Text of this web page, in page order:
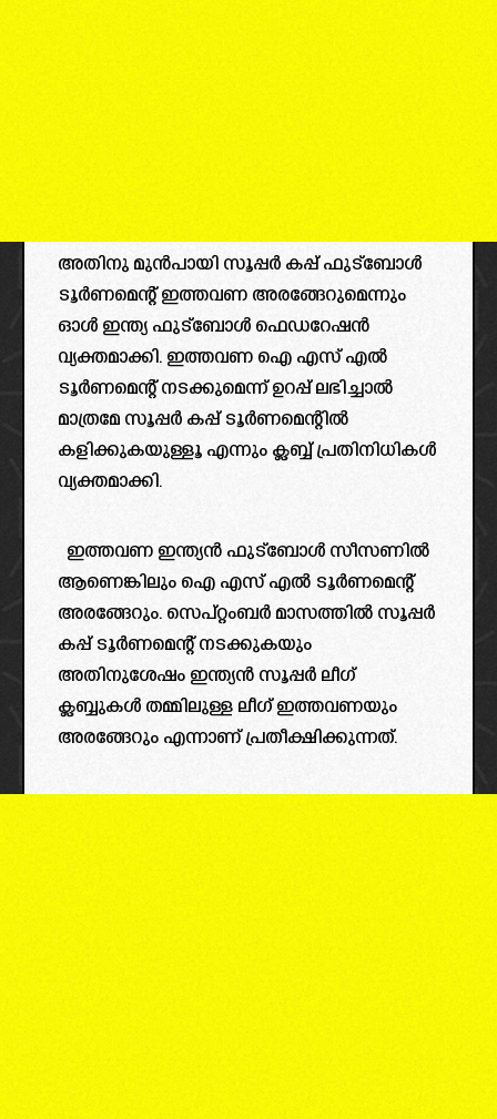
അതിനു മുൻപായി സൂപ്പർ കപ്പ് ഫുട്ബോൾ
ടൂർണമെന്റ് ഇത്തവണ അരങ്ങേറുമെന്നും
ഓൾ ഇന്ത്യ ഫുട്ബോൾ ഫെഡറേഷൻ
വ്യക്തമാക്കി. ഇത്തവണ ഐ എസ് എൽ
ടൂർണമെന്റ് നടക്കുമെന്ന് ഉറപ്പ് ലഭിച്ചാൽ
മാത്രമേ സൂപ്പർ കപ്പ് ടൂർണമെന്റിൽ
കളിക്കുകയുള്ളൂ എന്നും ക്ലബ്ബ് പ്രതിനിധികൾ
വ്യക്തമാക്കി.
ഇത്തവണ ഇന്ത്യൻ ഫുട്ബോൾ സീസണിൽ
ആണെങ്കിലും ഐ എസ് എൽ ടൂർണമെന്റ്
അരങ്ങേറും. സെപ്റ്റംബർ മാസത്തിൽ സൂപ്പർ
കപ്പ് ടൂർണമെന്റ് നടക്കുകയും
അതിനുശേഷം ഇന്ത്യൻ സൂപ്പർ ലീഗ്
ക്ലബ്ബുകൾ തമ്മിലുള്ള ലീഗ് ഇത്തവണയും
അരങ്ങേറും എന്നാണ് പ്രതീക്ഷിക്കുന്നത്.